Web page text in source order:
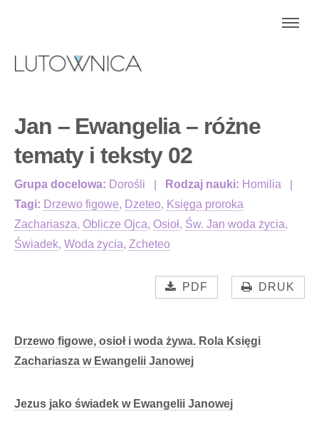
Jan – Ewangelia – różne
tematy i teksty 02
Grupa docelowa: Dorośli Rodzaj nauki: Homilia
Tagi: Drzewo figowe, Dzeteo, Księga proroka
Zachariasza, Oblicze Ojca, Osioł, Św. Jan woda życia,
Świadek, Woda życia, Zcheteo
PDF DRUK
Drzewo figowe, osioł i woda żywa. Rola Księgi
Zachariasza w Ewangelii Janowej
Jezus jako świadek w Ewangelii Janowej